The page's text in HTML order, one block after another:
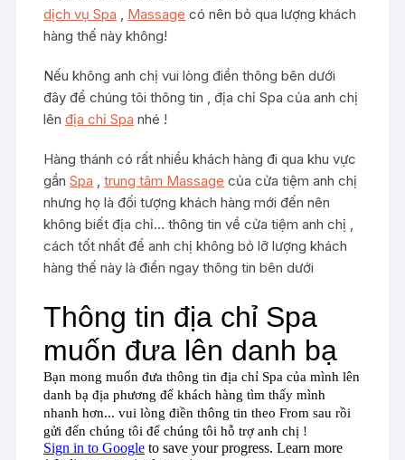
dịch vụ Spa , Massage có nên bỏ qua lượng khách
hàng thế này không!
Nếu không anh chị vui lòng điền thông bên dưới
đây để chúng tôi thông tin , địa chỉ Spa của anh chị
lênđịa chỉ Spa nhé !
Hàng thánh có rất nhiều khách hàng đi qua khu vực
gầnSpa ,trung tâm Massage của cửa tiệm anh chị
nhưng họ là đối tượng khách hàng mới đến nên
không biết địa chỉ… thông tin về cửa tiệm anh chị ,
cách tốt nhất để anh chị không bỏ lỡ lượng khách
hàng thế này là điền ngay thông tin bên dưới